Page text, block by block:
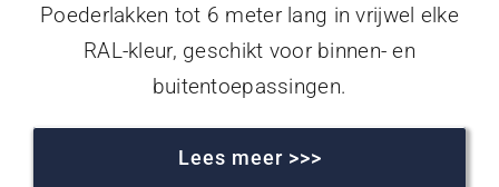
Poederlakken tot 6 meter lang in vrijwel elke
RAL-kleur, geschikt voor binnen- en
buitentoepassingen.
Lees meer >>>